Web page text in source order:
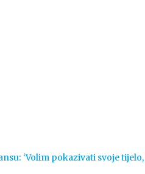
‘Volim pokazivati svoje